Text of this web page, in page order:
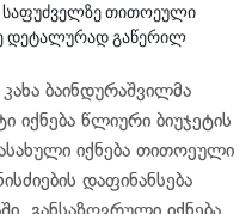
საფუძველზე თითოეული
დეტალურად გაწერილ
ბაინდურაშვილმა
იქნება წლიური ბიუჯეტის
იქნება თითოეული
დაფინანსება
განსაზღვრული იქნება